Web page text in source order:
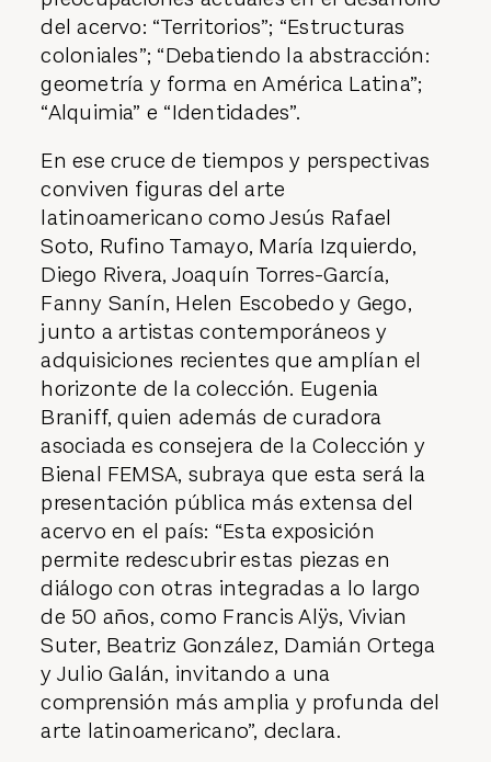
del acervo: “Territorios”; “Estructuras
coloniales”; “Debatiendo la abstracción:
geometría y forma en América Latina”;
“Alquimia” e “Identidades”.
En ese cruce de tiempos y perspectivas
conviven figuras del arte
latinoamericano como Jesús Rafael
Soto, Rufino Tamayo, María Izquierdo,
Diego Rivera, Joaquín Torres-García,
Fanny Sanín, Helen Escobedo y Gego,
junto a artistas contemporáneos y
adquisiciones recientes que amplían el
horizonte de la colección. Eugenia
Braniff, quien además de curadora
asociada es consejera de la Colección y
Bienal FEMSA, subraya que esta será la
presentación pública más extensa del
acervo en el país: “Esta exposición
permite redescubrir estas piezas en
diálogo con otras integradas a lo largo
de 50 años, como Francis Alÿs, Vivian
Suter, Beatriz González, Damián Ortega
y Julio Galán, invitando a una
comprensión más amplia y profunda del
arte latinoamericano”, declara.